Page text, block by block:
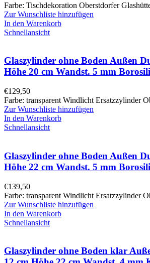
Farbe: Tischdekoration Oberstdorfer
Zur Wunschliste hinzufügen
In den Warenkorb
Schnellansicht
Glaszylinder ohne Boden Außen
Höhe 20 cm Wandst. 5 mm
€129,50
Farbe: transparent Windlicht Ersatzzylinder
Zur Wunschliste hinzufügen
In den Warenkorb
Schnellansicht
Glaszylinder ohne Boden Außen
Höhe 22 cm Wandst. 5 mm
€139,50
Farbe: transparent Windlicht Ersatzzylinder
Zur Wunschliste hinzufügen
In den Warenkorb
Schnellansicht
Glaszylinder ohne Boden klar